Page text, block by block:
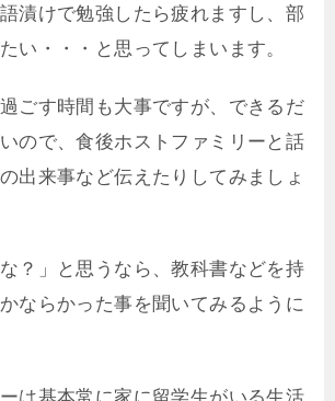
漬けで勉強したら疲れますし、部
い・・・と思ってしまいます。
ごす時間も大事ですが、できるだ
ので、食後ホストファミリーと話
出来事など伝えたりしてみましょ
な？」と思うなら、教科書などを持
ならかった事を聞いてみるように
は基本常に家に留学生がいる生活